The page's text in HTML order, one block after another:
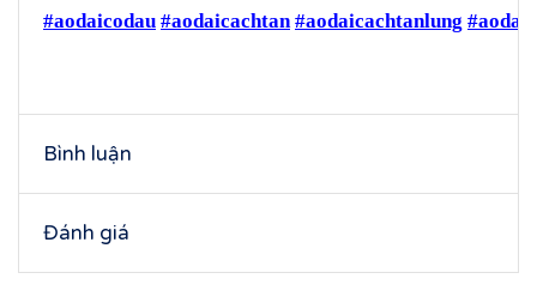
#aodaicodau #aodaicachtan #aodaicachtanlung
Bình luận
Đánh giá